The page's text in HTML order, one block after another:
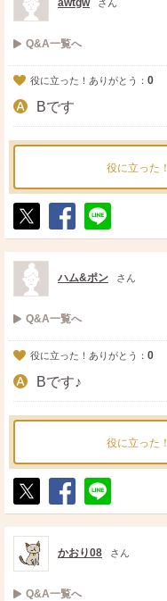
awtgw さん
Q&A一覧へ
役に立った！ありがとう： 0
Bです
役に立った！
ポ
ス
ト
シ
ェ
送
る
ハム&ポン さん
Q&A一覧へ
役に立った！ありがとう： 0
Bです♪
役に立った！
ポ
ス
ト
シ
ェ
送
る
かおり08 さん
Q&A一覧へ